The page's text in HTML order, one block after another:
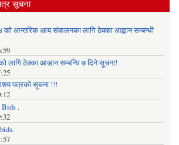
सूचना
आन्तरिक आय संकलनका लागि ठेक्का आह्वान सम्बन्धी
ठेक्‍का आव्हान सम्बन्धि ७ दिने सूचना!
पत्रको सूचना !!!
.